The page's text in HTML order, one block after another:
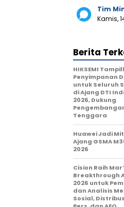
Tim
Kamis,
Berita
HIKSEMI
Penyimpanan
untuk Seluruh
di Ajang DTI
2026, Dukung
Tenggara
Huawei Jadi
Ajang GSMA
2026
Cision Raih
Breakthrough
2026 untuk
dan Analisis
Sosial,